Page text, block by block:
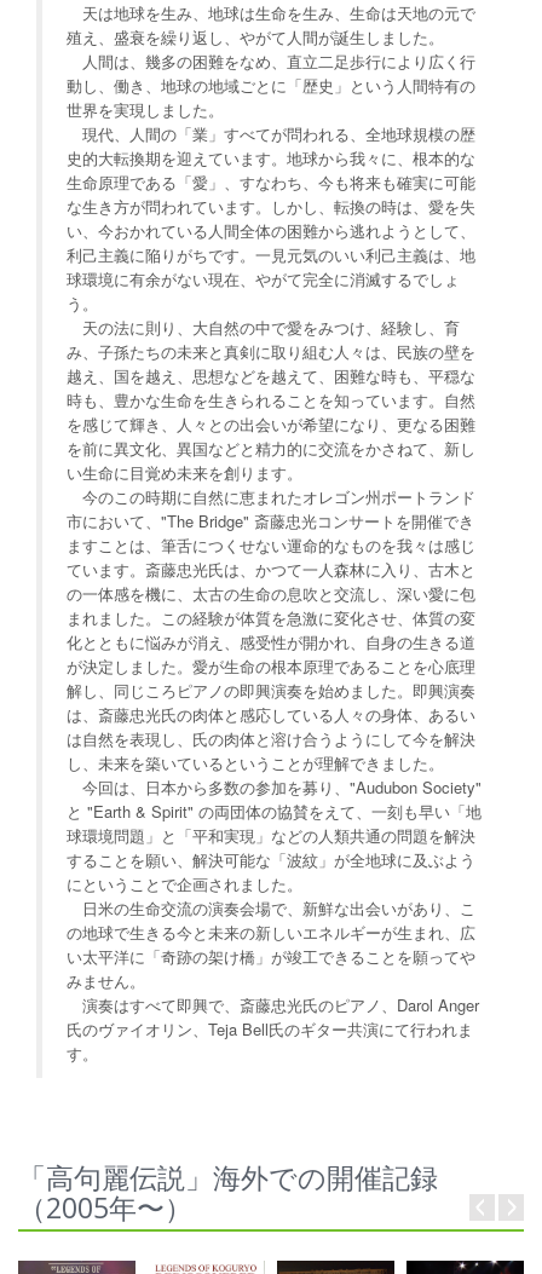
天は地球を生み、地球は生命を生み、生命は天地の元で
殖え、盛衰を繰り返し、やがて人間が誕生しました。
人間は、幾多の困難をなめ、直立二足歩行により広く行
動し、働き、地球の地域ごとに「歴史」という人間特有の
世界を実現しました。
現代、人間の「業」すべてが問われる、全地球規模の歴
史的大転換期を迎えています。地球から我々に、根本的な
生命原理である「愛」、すなわち、今も将来も確実に可能
な生き方が問われています。しかし、転換の時は、愛を失
い、今おかれている人間全体の困難から逃れようとして、
利己主義に陥りがちです。一見元気のいい利己主義は、地
球環境に有余がない現在、やがて完全に消滅するでしょ
う。
天の法に則り、大自然の中で愛をみつけ、経験し、育
み、子孫たちの未来と真剣に取り組む人々は、民族の壁を
越え、国を越え、思想などを越えて、困難な時も、平穏な
時も、豊かな生命を生きられることを知っています。自然
を感じて輝き、人々との出会いが希望になり、更なる困難
を前に異文化、異国などと精力的に交流をかさねて、新し
い生命に目覚め未来を創ります。
今のこの時期に自然に恵まれたオレゴン州ポートランド
市において、"The Bridge" 斎藤忠光コンサートを開催でき
ますことは、筆舌につくせない運命的なものを我々は感じ
ています。斎藤忠光氏は、かつて一人森林に入り、古木と
の一体感を機に、太古の生命の息吹と交流し、深い愛に包
まれました。この経験が体質を急激に変化させ、体質の変
化とともに悩みが消え、感受性が開かれ、自身の生きる道
が決定しました。愛が生命の根本原理であることを心底理
解し、同じころピアノの即興演奏を始めました。即興演奏
は、斎藤忠光氏の肉体と感応している人々の身体、あるい
は自然を表現し、氏の肉体と溶け合うようにして今を解決
し、未来を築いているということが理解できました。
今回は、日本から多数の参加を募り、"Audubon Society"
と "Earth & Spirit" の両団体の協賛をえて、一刻も早い「地
球環境問題」と「平和実現」などの人類共通の問題を解決
することを願い、解決可能な「波紋」が全地球に及ぶよう
にということで企画されました。
日米の生命交流の演奏会場で、新鮮な出会いがあり、こ
の地球で生きる今と未来の新しいエネルギーが生まれ、広
い太平洋に「奇跡の架け橋」が竣工できることを願ってや
みません。
演奏はすべて即興で、斎藤忠光氏のピアノ、Darol Anger
氏のヴァイオリン、Teja Bell氏のギター共演にて行われま
す。
「高句麗伝説」海外での開催記録
（2005年〜）